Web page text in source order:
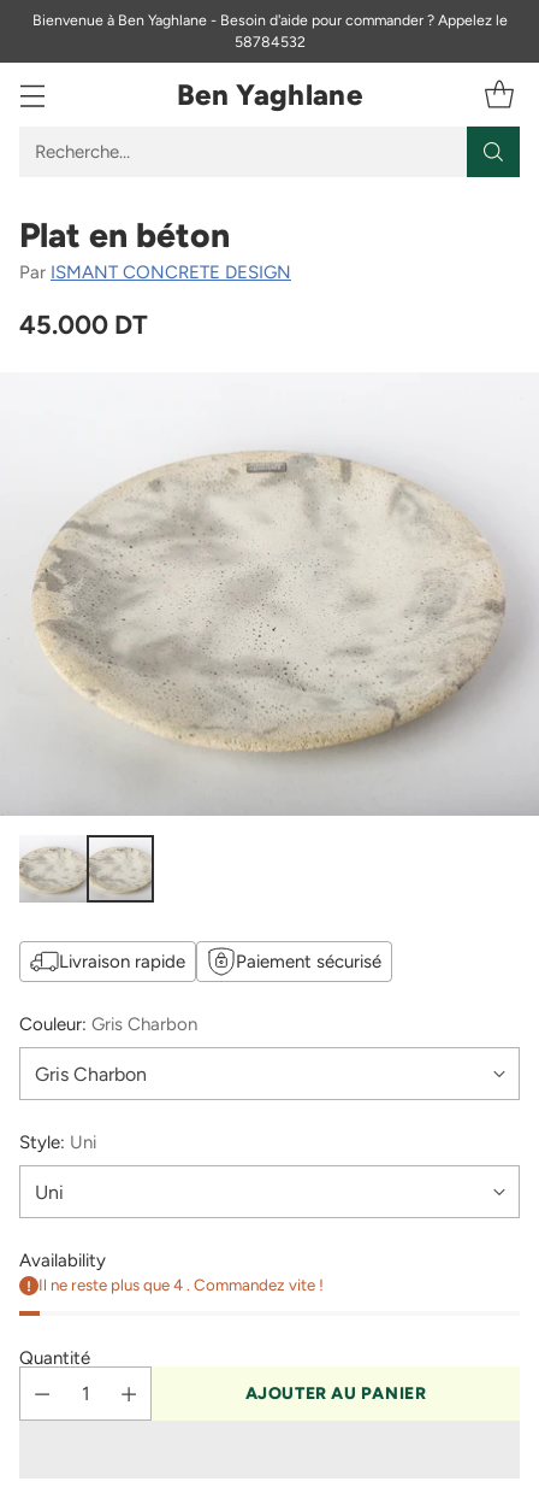
Ben Yaghlane
Recherche…
Bienvenue à Ben Yaghlane - Besoin d'aide pour commander ? Appelez le
58784532
Plat en béton
Par ISMANT CONCRETE DESIGN
Prix
45.000 DT
Livraison rapide Paiement sécurisé
Couleur: Gris Charbon
Style: Uni
Availability
Il ne reste plus que 4 . Commandez vite !
Quantité
AJOUTER AU PANIER